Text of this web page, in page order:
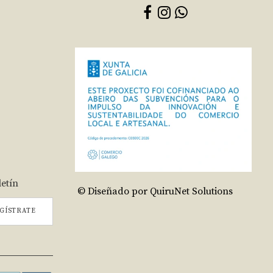
© Diseñado por QuiruNet Solutions